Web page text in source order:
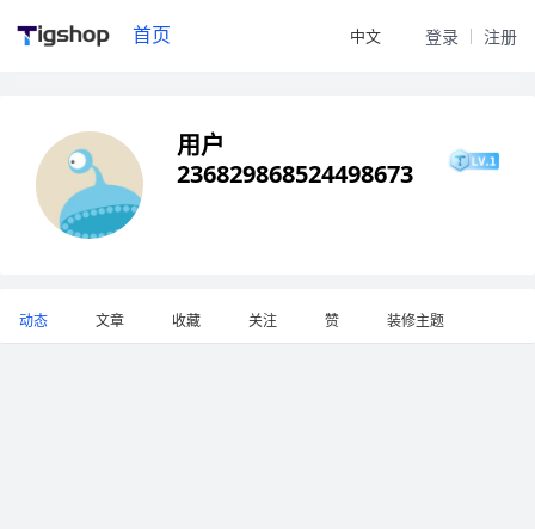
首页 中文 登录 注册
用户
236829868524498673
动态 文章 收藏 关注 赞 装修主题